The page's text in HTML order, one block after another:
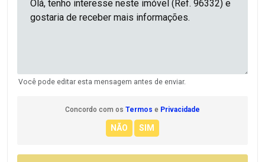
Você pode editar esta mensagem antes de enviar.
Concordo com os Termos e Privacidade